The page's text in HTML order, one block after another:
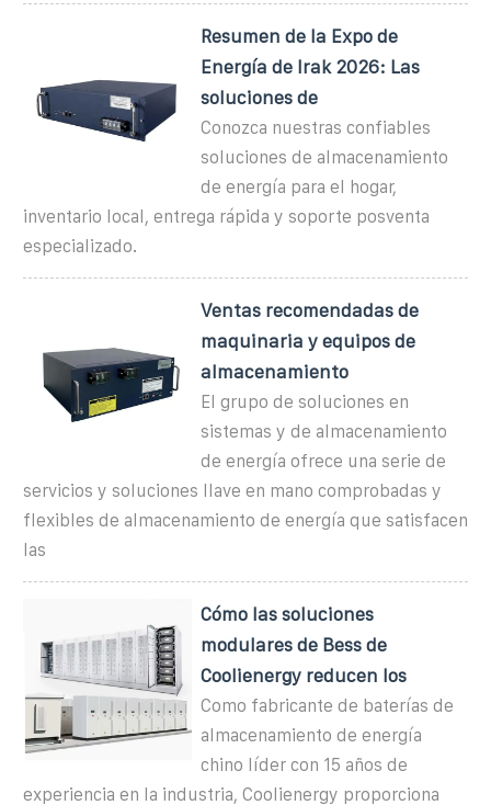
Resumen de la Expo de
Energía de Irak 2026: Las
soluciones de
Conozca nuestras confiables
soluciones de almacenamiento
de energía para el hogar,
inventario local, entrega rápida y soporte posventa
especializado.
Ventas recomendadas de
maquinaria y equipos de
almacenamiento
El grupo de soluciones en
sistemas y de almacenamiento
de energía ofrece una serie de
servicios y soluciones llave en mano comprobadas y
flexibles de almacenamiento de energía que satisfacen
las
Cómo las soluciones
modulares de Bess de
Coolienergy reducen los
Como fabricante de baterías de
almacenamiento de energía
chino líder con 15 años de
experiencia en la industria, Coolienergy proporciona